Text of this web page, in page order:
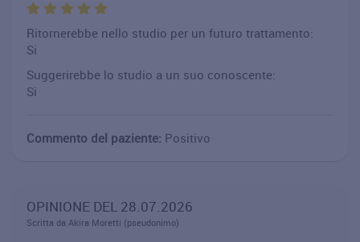
Ritornerebbe nello studio per un futuro trattamento:
Si
Suggerirebbe lo studio a un suo conoscente:
Si
Commento del paziente: Positivo
OPINIONE DEL 28.07.2026
Scritta da Akira Moretti (pseudonimo)